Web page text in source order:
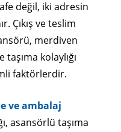
değil, iki adresin
Çıkış ve teslim
merdiven
kolaylığı
faktörlerdir.
ve ambalaj
asansörlü taşıma